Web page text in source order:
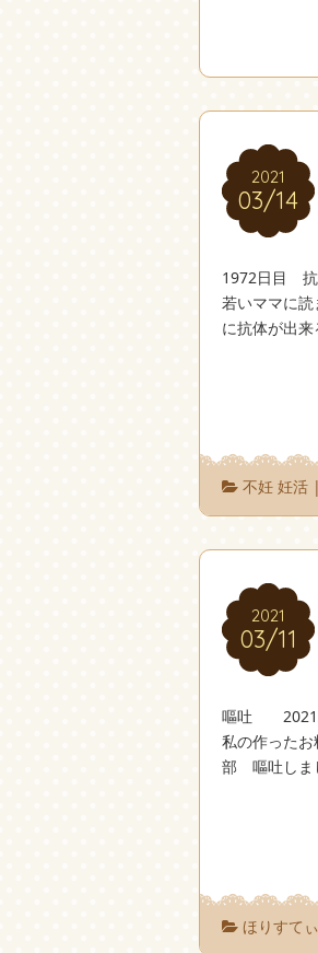
2021
03/14
2021
03/14
1972日目 抗
若いママに
に抗体が出
不妊 妊活
2021
03/11
2021
03/11
嘔吐 2021/
私の作った
部 嘔吐しま
ほりすて